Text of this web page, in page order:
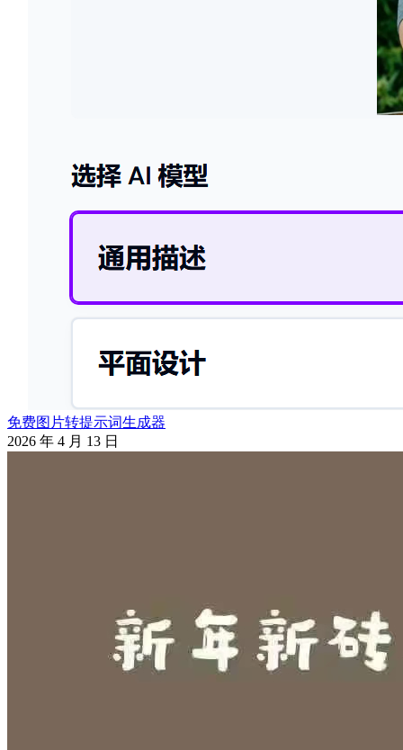
免费图片转提示词生成器
2026 年 4 月 13 日